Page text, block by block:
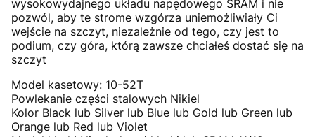
wysokowydajnego układu napędowego SRAM i nie
pozwól, aby te strome wzgórza uniemożliwiały Ci
wejście na szczyt, niezależnie od tego, czy jest to
podium, czy góra, którą zawsze chciałeś dostać się na
szczyt
Model kasetowy: 10-52T
Powlekanie części stalowych Nikiel
Kolor Black lub Silver lub Blue lub Gold lub Green lub
Orange lub Red lub Violet